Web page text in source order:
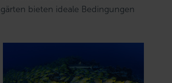
bieten ideale Bedingungen